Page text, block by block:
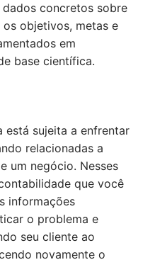
dados concretos sobre
objetivos, metas e
em
base científica.
está sujeita a enfrentar
relacionadas a
um negócio. Nesses
que você
informações
o problema e
seu cliente ao
novamente o